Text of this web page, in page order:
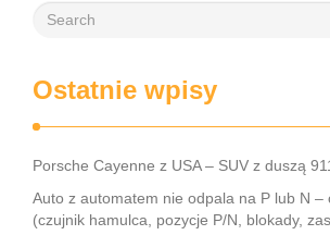
Ostatnie wpisy
Porsche Cayenne z USA – SUV z duszą
Auto z automatem nie odpala na P lub N –
(czujnik hamulca, pozycje P/N, blokady,